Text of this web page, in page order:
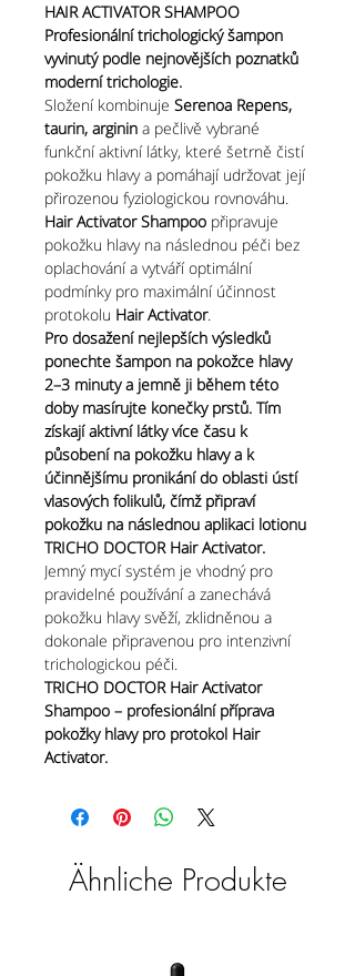
HAIR ACTIVATOR SHAMPOO
Profesionální trichologický šampon
vyvinutý podle nejnovějších poznatků
moderní trichologie.
Složení kombinuje Serenoa Repens,
taurin, arginin a pečlivě vybrané
funkční aktivní látky, které šetrně čistí
pokožku hlavy a pomáhají udržovat její
přirozenou fyziologickou rovnováhu.
Hair Activator Shampoo připravuje
pokožku hlavy na následnou péči bez
oplachování a vytváří optimální
podmínky pro maximální účinnost
protokolu Hair Activator.
Pro dosažení nejlepších výsledků
ponechte šampon na pokožce hlavy
2–3 minuty a jemně ji během této
doby masírujte konečky prstů. Tím
získají aktivní látky více času k
působení na pokožku hlavy a k
účinnějšímu pronikání do oblasti ústí
vlasových folikulů, čímž připraví
pokožku na následnou aplikaci lotionu
TRICHO DOCTOR Hair Activator.
Jemný mycí systém je vhodný pro
pravidelné používání a zanechává
pokožku hlavy svěží, zklidněnou a
dokonale připravenou pro intenzivní
trichologickou péči.
TRICHO DOCTOR Hair Activator
Shampoo – profesionální příprava
pokožky hlavy pro protokol Hair
Activator.
Ähnliche Produkte